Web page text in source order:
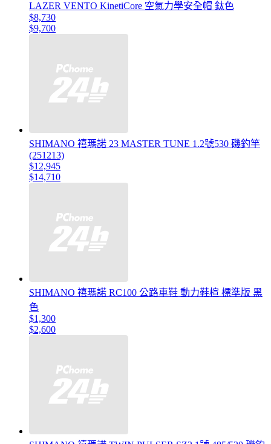
LAZER VENTO KinetiCore 空氣力學安全帽 鈦色
$8,730
$9,700
SHIMANO 禧瑪諾 23 MASTER TUNE 1.2號530 磯釣竿
(251213)
$12,945
$14,710
SHIMANO 禧瑪諾 RC100 公路車鞋 動力鞋楦 標準版 黑
色
$1,300
$2,600